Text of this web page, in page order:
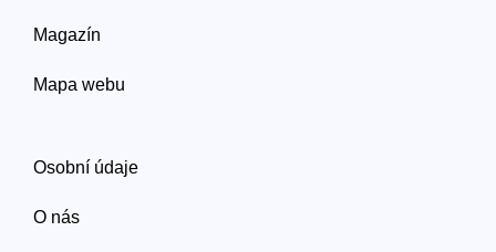
Magazín
Mapa webu
Osobní údaje
O nás